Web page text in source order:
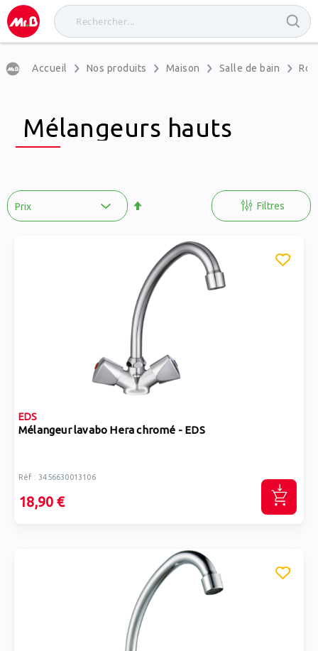
Accueil Nos produits Maison Salle de bain
Mélangeurs hauts
Filtres
EDS
Mélangeur lavabo Hera chromé - EDS
Réf : 3456630013106
18,90 €